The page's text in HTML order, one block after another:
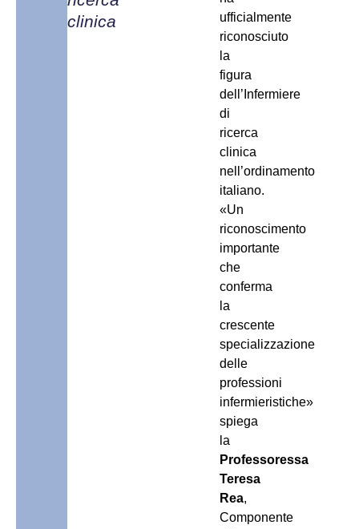
clinica
ufficialmente
riconosciuto
la
figura
dell’Infermiere
di
ricerca
clinica
nell’ordinamento
italiano.
«Un
riconoscimento
importante
che
conferma
la
crescente
specializzazione
delle
professioni
infermieristiche»
spiega
la
Professoressa
Teresa
Rea,
Componente